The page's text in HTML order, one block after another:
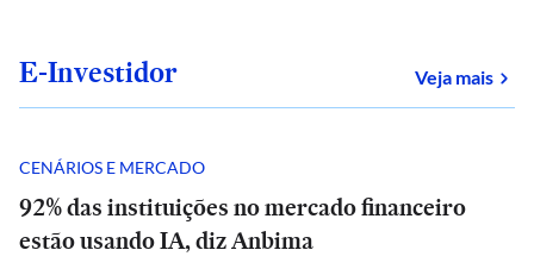
E-Investidor Veja mais
CENÁRIOS E MERCADO
92% das instituições no mercado financeiro
estão usando IA, diz Anbima